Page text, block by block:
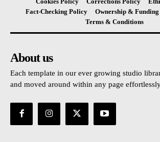
Fact-Checking Policy
Ownership &
Terms & Conditions
About us
Each template in our ever growing studio
and moved around within any page